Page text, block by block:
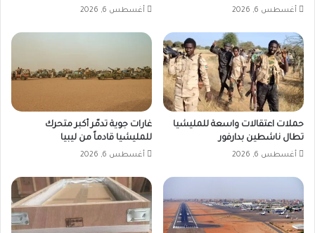
أغسطس 6, 2026 أغسطس 6, 2026
حملات اعتقالات واسعة للمليشيا
تطال ناشطين بدارفور
أغسطس 6, 2026
غارات جوية تدمّر أكبر متحرك
للمليشيا قادماً من ليبيا
أغسطس 6, 2026